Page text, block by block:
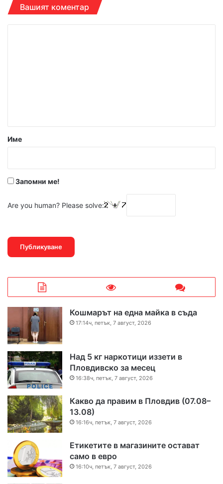
Вашият коментар
р
Име
Запомни ме!
Are you human? Please solve:
Кошмарът на една майка в съда
17:14ч, петък, 7 август, 2026
Над 5 кг наркотици иззети в
Пловдивско за месец
16:38ч, петък, 7 август, 2026
Какво да правим в Пловдив (07.08–
13.08)
16:16ч, петък, 7 август, 2026
Етикетите в магазините остават
само в евро
16:10ч, петък, 7 август, 2026